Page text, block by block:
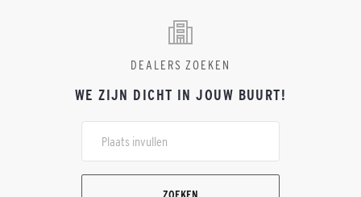
DEALERS ZOEKEN
WE ZIJN DICHT IN JOUW BUURT!